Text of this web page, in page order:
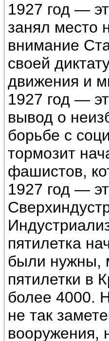
1927 год —
занял место
внимание
своей
движения и
1927 год —
вывод о
борьбе с
тормозит
фашистов,
1927 год —
пятилетка
были нужны,
пятилетки в
более 4000.
не так
вооружения,